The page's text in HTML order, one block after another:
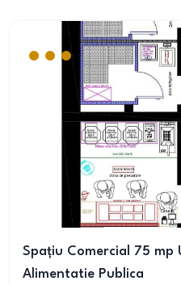
Spațiu Comercial 75
Alimentatie Publica